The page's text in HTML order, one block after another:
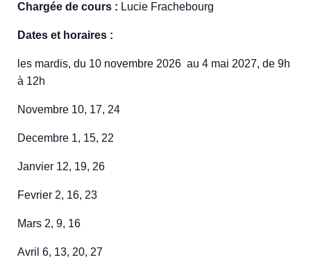
Chargée de cours : Lucie Frachebourg
Dates et horaires :
les mardis, du 10 novembre 2026 au 4 mai 2027, de 9h
à 12h
Novembre 10, 17, 24
Decembre 1, 15, 22
Janvier 12, 19, 26
Fevrier 2, 16, 23
Mars 2, 9, 16
Avril 6, 13, 20, 27